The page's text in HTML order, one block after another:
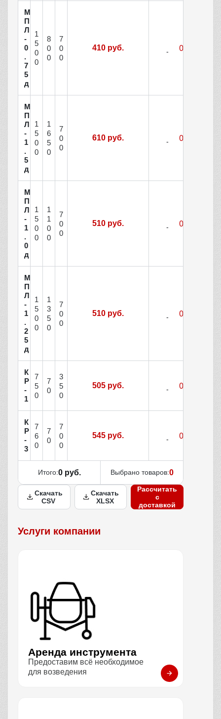
М
П
Л
-
0
.
7
5
д
1
5
0
0
8
0
0
7
0
0
410 руб.
М
П
Л
-
1
.
5
д
1
5
0
0
1
6
5
0
7
0
0
610 руб.
М
П
Л
-
1
.
0
д
1
5
0
0
1
1
0
0
7
0
0
510 руб.
М
П
Л
-
1
.
2
5
д
1
5
0
0
1
3
5
0
7
0
0
510 руб.
К
Р
-
1
7
5
0
7
0
3
5
0
505 руб.
К
Р
-
3
7
6
0
7
0
7
0
0
545 руб.
Итого:0 руб. Выбрано товаров:0
Скачать
CSV
Скачать
XLSX
Рассчитать
с
доставкой
Услуги компании
Аренда инструмента
Предоставим всё необходимое
для возведения